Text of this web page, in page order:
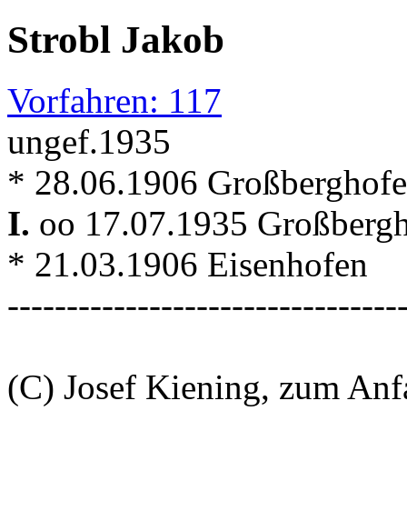
Strobl Jakob
Vorfahren: 117
ungef.1935
* 28.06.1906
I. oo 17.07.1935
* 21.03.1906 Eisenhofen
(C) Josef Kiening, zum